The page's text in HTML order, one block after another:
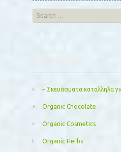
Search
for:
– Σκευάσματα καταλληλα
Organic Chocolate
Organic Cosmetics
Organic Herbs